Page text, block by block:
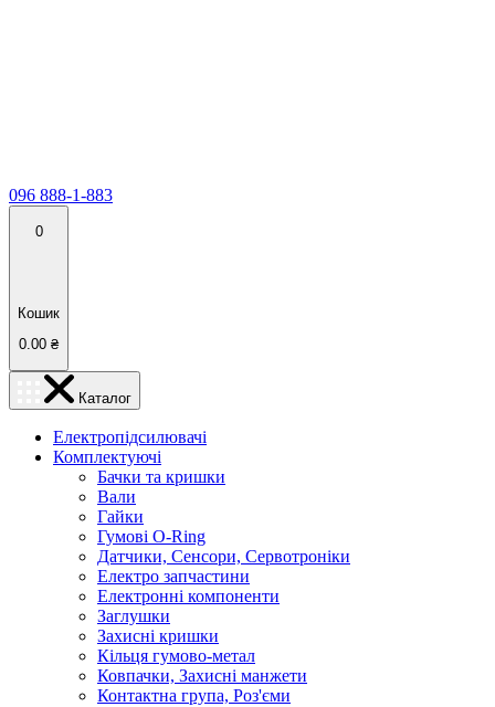
096 888-1-883
0
Кошик
0.00 ₴
Каталог
Електропідсилювачі
Комплектуючі
Бачки та кришки
Вали
Гайки
Гумові O-Ring
Датчики, Сенсори, Сервотроніки
Електро запчастини
Електронні компоненти
Заглушки
Захисні кришки
Кільця гумово-метал
Ковпачки, Захисні манжети
Контактна група, Роз'єми